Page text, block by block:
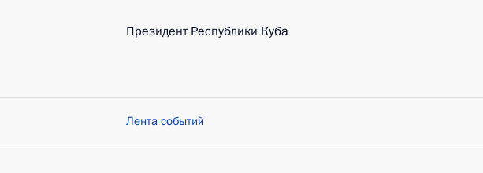
Президент Республики Куба
Лента событий